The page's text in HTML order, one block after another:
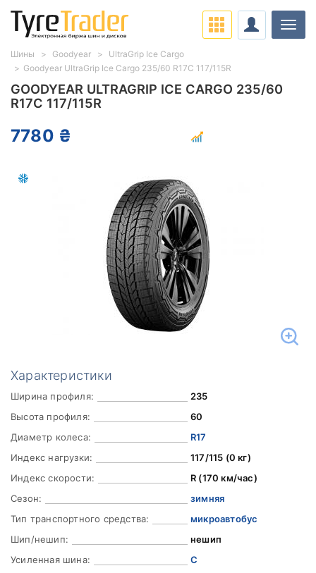
GOODYEAR ULTRAGRIP ICE CARGO 235/60
R17C 117/115R
7780 ₴
Характеристики
Ширина профиля:
235
Высота профиля:
60
Диаметр колеса:
R17
Индекс нагрузки:
117/115 (0 кг)
Индекс скорости:
R (170 км/час)
Сезон:
зимняя
Тип транспортного средства:
микроавтобус
Шип/нешип:
нешип
Усиленная шина:
C
Шины Goodyear
UltraGrip Ice Cargo
Goodyear UltraGrip Ice Cargo 235/60 R17C 117/115R